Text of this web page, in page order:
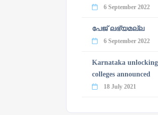
6 September 2022
പേജ് ലഭ്യമല്ല
6 September 2022
Karnataka
colleges announced
18 July 2021